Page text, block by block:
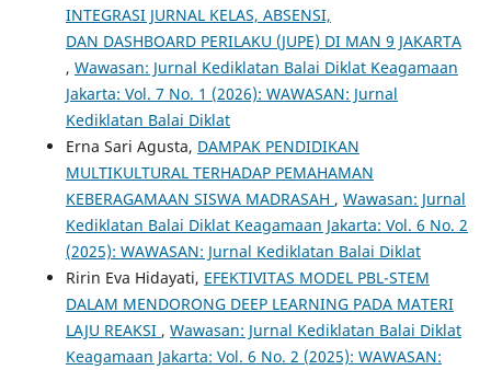
INTEGRASI JURNAL KELAS, ABSENSI,
DAN DASHBOARD PERILAKU (JUPE) DI MAN 9 JAKARTA
, Wawasan: Jurnal Kediklatan Balai Diklat Keagamaan
Jakarta: Vol. 7 No. 1 (2026): WAWASAN: Jurnal
Kediklatan Balai Diklat
Erna Sari Agusta, DAMPAK PENDIDIKAN
MULTIKULTURAL TERHADAP PEMAHAMAN
KEBERAGAMAAN SISWA MADRASAH , Wawasan: Jurnal
Kediklatan Balai Diklat Keagamaan Jakarta: Vol. 6 No. 2
(2025): WAWASAN: Jurnal Kediklatan Balai Diklat
Ririn Eva Hidayati, EFEKTIVITAS MODEL PBL-STEM
DALAM MENDORONG DEEP LEARNING PADA MATERI
LAJU REAKSI , Wawasan: Jurnal Kediklatan Balai Diklat
Keagamaan Jakarta: Vol. 6 No. 2 (2025): WAWASAN: